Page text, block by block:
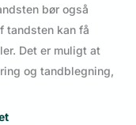
bør også
tandsten kan få
Det er muligt at
og tandblegning,